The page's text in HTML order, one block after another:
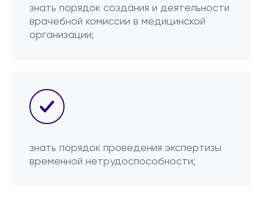
знать порядок создания и деятельности
врачебной комиссии в медицинской
организации;
знать порядок проведения экспертизы
временной нетрудоспособности;